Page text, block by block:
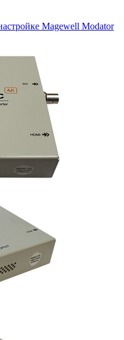
Magewell Modator